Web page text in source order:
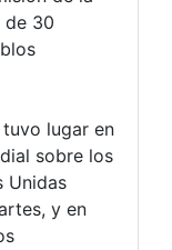
de 30
lugar en
sobre los
Unidas
y en